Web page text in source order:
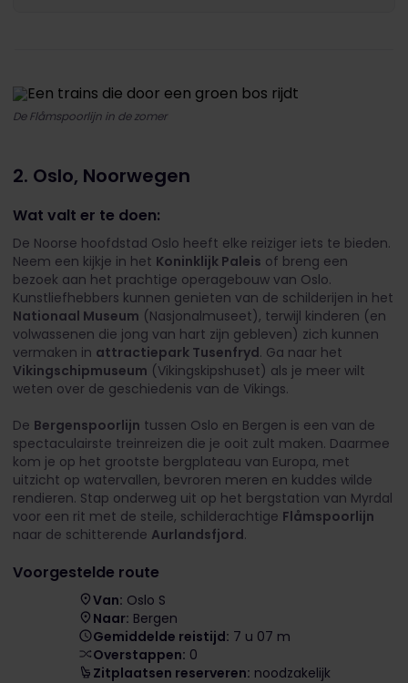
De Flåmspoorlijn in de zomer
2. Oslo, Noorwegen
Wat valt er te doen:
De Noorse hoofdstad Oslo heeft elke reiziger iets te bieden.
Neem een kijkje in het Koninklijk Paleis of breng een
bezoek aan het prachtige operagebouw van Oslo.
Kunstliefhebbers kunnen genieten van de schilderijen in het
Nationaal Museum (Nasjonalmuseet), terwijl kinderen (en
volwassenen die jong van hart zijn gebleven) zich kunnen
vermaken in attractiepark Tusenfryd. Ga naar het
Vikingschipmuseum (Vikingskipshuset) als je meer wilt
weten over de geschiedenis van de Vikings.
De Bergenspoorlijn tussen Oslo en Bergen is een van de
spectaculairste treinreizen die je ooit zult maken. Daarmee
kom je op het grootste bergplateau van Europa, met
uitzicht op watervallen, bevroren meren en kuddes wilde
rendieren. Stap onderweg uit op het bergstation van Myrdal
voor een rit met de steile, schilderachtige Flåmspoorlijn
naar de schitterende Aurlandsfjord.
Voorgestelde route
Van: Oslo S
Naar: Bergen
Gemiddelde reistijd: 7 u 07 m
Overstappen: 0
Zitplaatsen reserveren: noodzakelijk